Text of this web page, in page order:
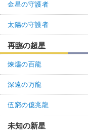
金星の守護者
太陽の守護者
再臨の超星
煉燼の百龍
深遠の万龍
伍窮の億兆龍
未知の新星